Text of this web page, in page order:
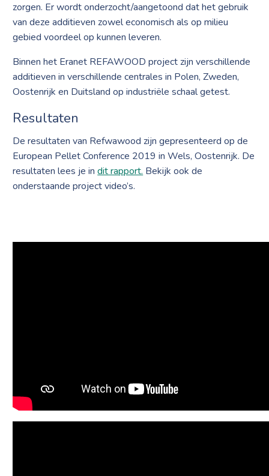
zorgen. Er wordt onderzocht/aangetoond dat het gebruik
van deze additieven zowel economisch als op milieu
gebied voordeel op kunnen leveren.
Binnen het Eranet REFAWOOD project zijn verschillende
additieven in verschillende centrales in Polen, Zweden,
Oostenrijk en Duitsland op industriële schaal getest.
Resultaten
De resultaten van Refwawood zijn gepresenteerd op de
European Pellet Conference 2019 in Wels, Oostenrijk. De
resultaten lees je indit rapport. Bekijk ook de
onderstaande project video’s.